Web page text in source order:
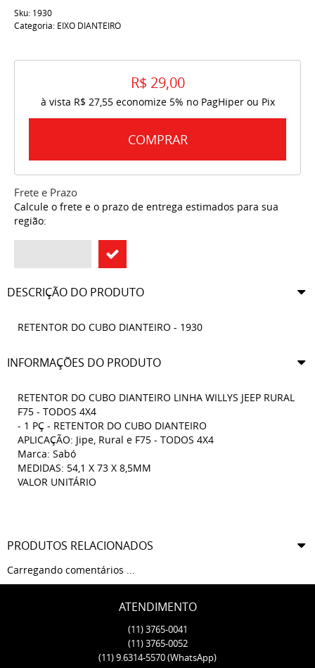
Sku: 1930
Categoria: EIXO DIANTEIRO
R$ 29,00
à vista R$ 27,55economize 5% no PagHiper ou Pix
COMPRAR
Frete e Prazo
Calcule o frete e o prazo de entrega estimados para sua
região:
DESCRIÇÃO DO PRODUTO
RETENTOR DO CUBO DIANTEIRO - 1930
INFORMAÇÕES DO PRODUTO
RETENTOR DO CUBO DIANTEIRO LINHA WILLYS JEEP RURAL
F75 - TODOS 4X4
- 1 PÇ - RETENTOR DO CUBO DIANTEIRO
APLICAÇÃO: Jipe, Rural e F75 - TODOS 4X4
Marca: Sabó
MEDIDAS: 54,1 X 73 X 8,5MM
VALOR UNITÁRIO
PRODUTOS RELACIONADOS
Carregando comentários ...
ATENDIMENTO
(11)3765-0041
(11)3765-0052
(11)9.6314-5570(WhatsApp)